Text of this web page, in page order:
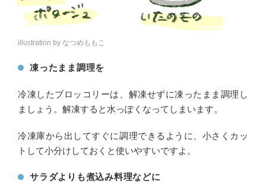
illustration by なつめももこ
凍ったまま調理を
冷凍したブロッコリーは、解凍せずに凍ったまま調理し
ましょう。解凍すると水っぽくなってしまいます。
冷凍庫から出してすぐに調理できるように、小さくカッ
トして小分けしておくと使いやすいですよ。
サラダよりも煮込み料理などに